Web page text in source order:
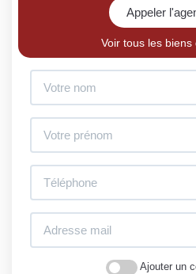
Appeler
Voir tous les
Ajouter un